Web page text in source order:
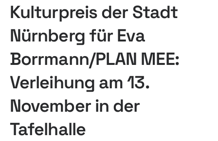
Kulturpreis der Stadt
Nürnberg für Eva
Borrmann/PLAN MEE:
Verleihung am 13.
November in der
Tafelhalle